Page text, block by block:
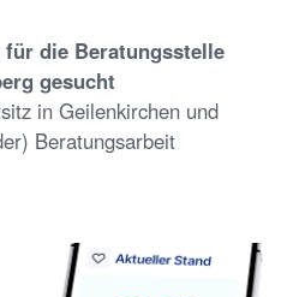
die Beratungsstelle
gesucht
in Geilenkirchen und
Beratungsarbeit